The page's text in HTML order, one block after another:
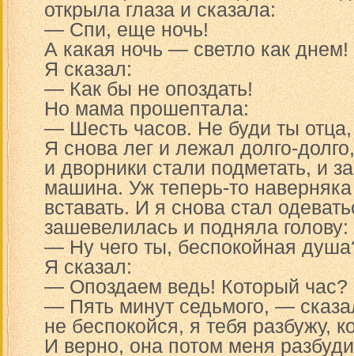
открыла глаза и сказала:
— Спи, еще ночь!
А какая ночь — светло как днем!
Я сказал:
— Как бы не опоздать!
Но мама прошептала:
— Шесть часов. Не буди ты
Я снова лег и лежал долго-
и дворники стали подметать, и
машина. Уж теперь-то
вставать. И я снова стал
зашевелилась и подняла голову:
— Ну чего ты, беспокойная
Я сказал:
— Опоздаем ведь! Который час?
— Пять минут седьмого, —
не беспокойся, я тебя разбужу,
И верно, она потом меня